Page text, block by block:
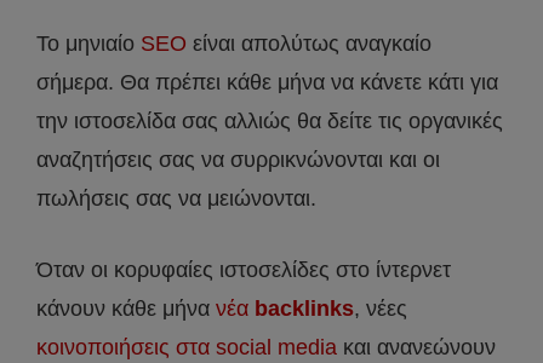
Το μηνιαίο SEO είναι απολύτως αναγκαίο
σήμερα. Θα πρέπει κάθε μήνα να κάνετε κάτι για
την ιστοσελίδα σας αλλιώς θα δείτε τις οργανικές
αναζητήσεις σας να συρρικνώνονται και οι
πωλήσεις σας να μειώνονται.
Όταν οι κορυφαίες ιστοσελίδες στο ίντερνετ
κάνουν κάθε μήνα νέα backlinks, νέες
κοινοποιήσεις στα social media και ανανεώνουν